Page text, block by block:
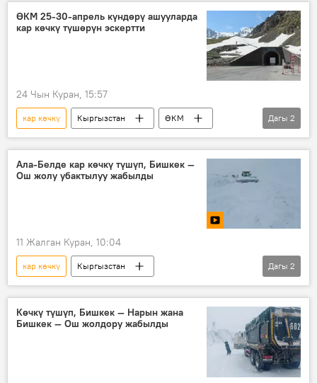
ӨКМ 25-30-апрель күндөрү ашууларда
кар көчкү түшөрүн эскертти
24 Чын Куран, 15:57
кар көчкү Кыргызстан
ӨКМ
ашуу
жаан
Дагы 2
Ала-Белде кар көчкү түшүп, Бишкек —
Ош жолу убактылуу жабылды
11 Жалган Куран, 10:04
кар көчкү
Кыргызстан
Бишкек – Ош жолу
автоунаа
Дагы 2
Көчкү түшүп, Бишкек — Нарын жана
Бишкек — Ош жолдору жабылды